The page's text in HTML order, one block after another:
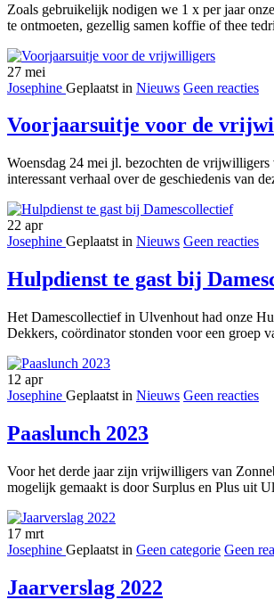
Zoals gebruikelijk nodigen we 1 x per jaar
te ontmoeten, gezellig samen koffie of thee
27 mei
Josephine Geplaatst in Nieuws Geen reacties
Voorjaarsuitje voor de
Woensdag 24 mei jl. bezochten de
interessant verhaal over de geschiedenis van
22 apr
Josephine Geplaatst in Nieuws Geen reacties
Hulpdienst te gast bij
Het Damescollectief in Ulvenhout had onze
Dekkers, coördinator stonden voor een groep
12 apr
Josephine Geplaatst in Nieuws Geen reacties
Paaslunch 2023
Voor het derde jaar zijn vrijwilligers van
mogelijk gemaakt is door Surplus en Plus uit
17 mrt
Josephine Geplaatst in Geen categorie Geen
Jaarverslag 2022